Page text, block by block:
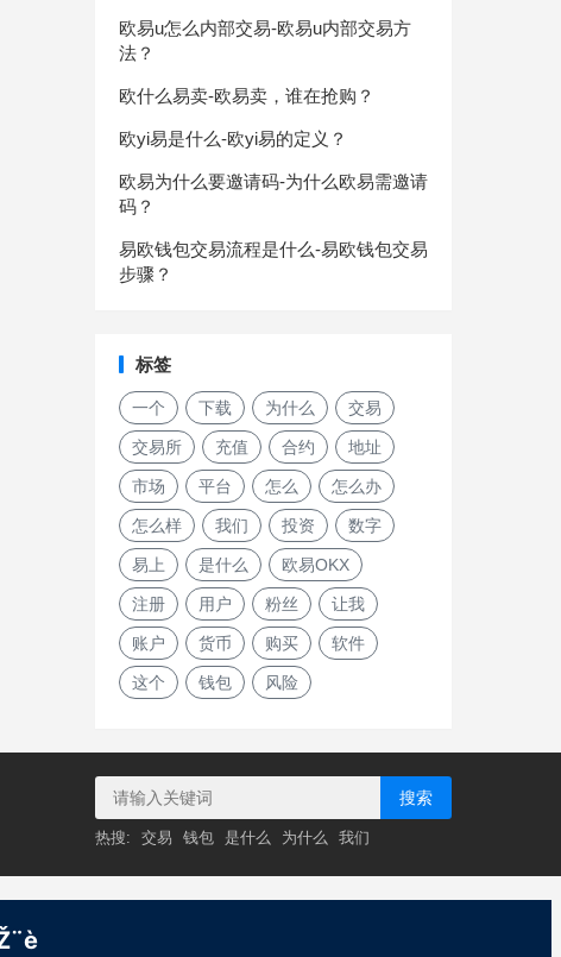
欧易u怎么内部交易-欧易u内部交易方
法？
欧什么易卖-欧易卖，谁在抢购？
欧yi易是什么-欧yi易的定义？
欧易为什么要邀请码-为什么欧易需邀请
码？
易欧钱包交易流程是什么-易欧钱包交易
步骤？
标签
一个 下载 为什么 交易
交易所 充值 合约 地址
市场 平台 怎么 怎么办
怎么样 我们 投资 数字
易上 是什么 欧易OKX
注册 用户 粉丝 让我
账户 货币 购买 软件
这个 钱包 风险
搜索
热搜: 交易 钱包 是什么 为什么 我们